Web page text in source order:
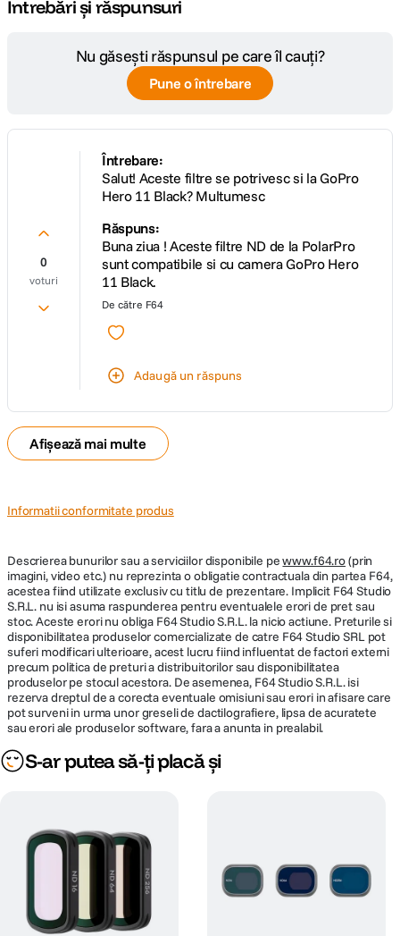
Întrebări și răspunsuri
Nu găsești răspunsul pe care îl cauți?
Pune o întrebare
0
voturi
Întrebare:
Salut! Aceste filtre se potrivesc si la GoPro
Hero 11 Black? Multumesc
Răspuns:
Buna ziua ! Aceste filtre ND de la PolarPro
sunt compatibile si cu camera GoPro Hero
11 Black.
De către F64
Adaugă un răspuns
Afișează mai multe
Informatii conformitate produs
Descrierea bunurilor sau a serviciilor disponibile pewww.f64.ro(prin
imagini, video etc.) nu reprezinta o obligatie contractuala din partea F64,
acestea fiind utilizate exclusiv cu titlu de prezentare. Implicit F64 Studio
S.R.L. nu isi asuma raspunderea pentru eventualele erori de pret sau
stoc. Aceste erori nu obliga F64 Studio S.R.L. la nicio actiune. Preturile si
disponibilitatea produselor comercializate de catre F64 Studio SRL pot
suferi modificari ulterioare, acest lucru fiind influentat de factori externi
precum politica de preturi a distribuitorilor sau disponibilitatea
produselor pe stocul acestora. De asemenea, F64 Studio S.R.L. isi
rezerva dreptul de a corecta eventuale omisiuni sau erori in afisare care
pot surveni in urma unor greseli de dactilografiere, lipsa de acuratete
sau erori ale produselor software, fara a anunta in prealabil.
S-ar putea să-ți placă și